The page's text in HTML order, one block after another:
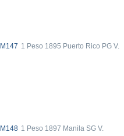
M147 1 Peso 1895 Puerto Rico PG V.
M148 1 Peso 1897 Manila SG V.